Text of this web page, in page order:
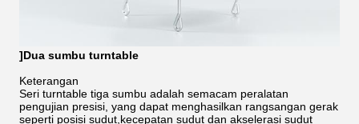
]Dua sumbu turntable
Keterangan
Seri turntable tiga sumbu adalah semacam peralatan
pengujian presisi, yang dapat menghasilkan rangsangan gerak
seperti posisi sudut,kecepatan sudut dan akselerasi sudut